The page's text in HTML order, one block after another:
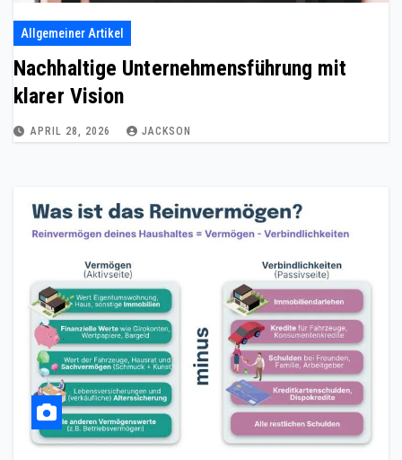
Allgemeiner Artikel
Nachhaltige Unternehmensführung mit
klarer Vision
APRIL 28, 2026 JACKSON